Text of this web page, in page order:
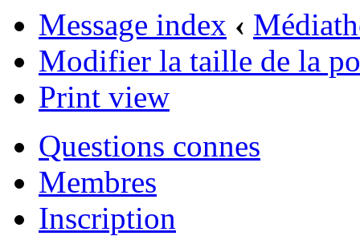
Message index ‹
Modifier la taille de la
Print view
Questions connes
Membres
Inscription